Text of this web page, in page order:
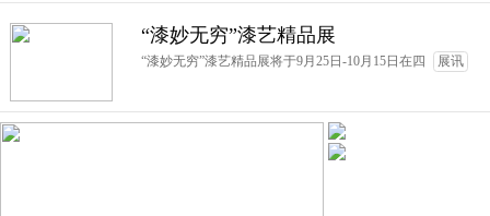
“漆妙无穷”漆艺精品展
“漆妙无穷”漆艺精品展将于9月25日-10月15日在四 展讯